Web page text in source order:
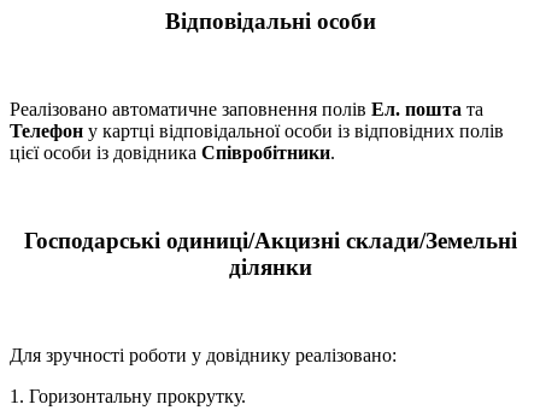
Відповідальні особи
Реалізовано автоматичне заповнення полів Ел. пошта та
Телефон у картці відповідальної особи із відповідних полів
цієї особи із довідника Співробітники.
Господарські одиниці/Акцизні склади/Земельні
ділянки
Для зручності роботи у довіднику реалізовано:
1. Горизонтальну прокрутку.